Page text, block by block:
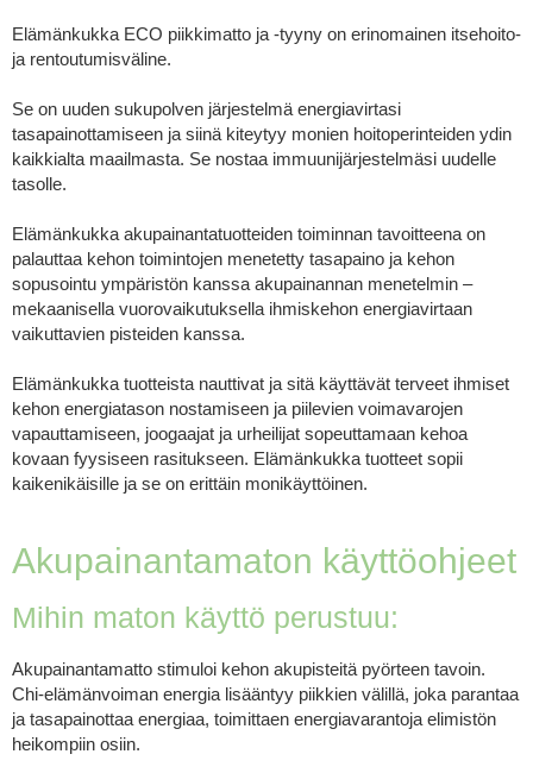
Elämänkukka ECO piikkimatto ja -tyyny on erinomainen itsehoito-
ja rentoutumisväline.
Se on uuden sukupolven järjestelmä energiavirtasi
tasapainottamiseen ja siinä kiteytyy monien hoitoperinteiden ydin
kaikkialta maailmasta. Se nostaa immuunijärjestelmäsi uudelle
tasolle.
Elämänkukka akupainantatuotteiden toiminnan tavoitteena on
palauttaa kehon toimintojen menetetty tasapaino ja kehon
sopusointu ympäristön kanssa akupainannan menetelmin –
mekaanisella vuorovaikutuksella ihmiskehon energiavirtaan
vaikuttavien pisteiden kanssa.
Elämänkukka tuotteista nauttivat ja sitä käyttävät terveet ihmiset
kehon energiatason nostamiseen ja piilevien voimavarojen
vapauttamiseen, joogaajat ja urheilijat sopeuttamaan kehoa
kovaan fyysiseen rasitukseen. Elämänkukka tuotteet sopii
kaikenikäisille ja se on erittäin monikäyttöinen.
Akupainantamaton käyttöohjeet
Mihin maton käyttö perustuu:
Akupainantamatto stimuloi kehon akupisteitä pyörteen tavoin.
Chi-elämänvoiman energia lisääntyy piikkien välillä, joka parantaa
ja tasapainottaa energiaa, toimittaen energiavarantoja elimistön
heikompiin osiin.